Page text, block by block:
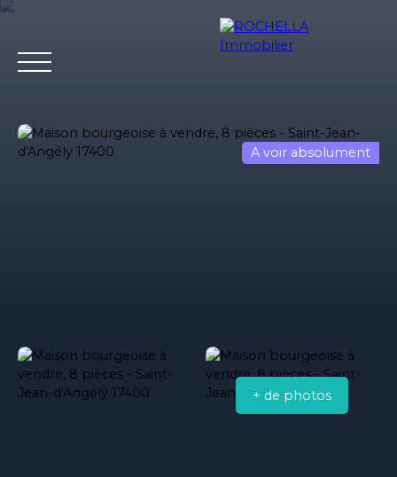
Estimation
A voir absolument
+ de photos